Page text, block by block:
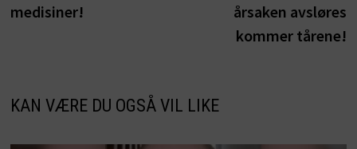
medisiner!
årsaken avsløres
kommer tårene!
KAN VÆRE DU OGSÅ VIL LIKE